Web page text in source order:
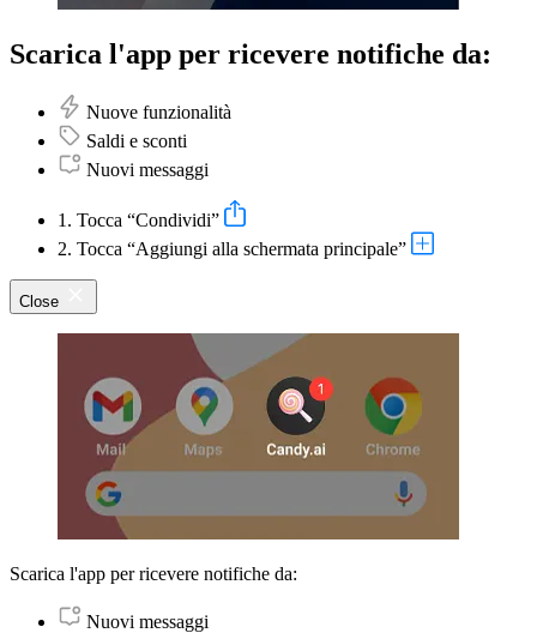
Scarica l'app per ricevere notifiche da:
Nuove funzionalità
Saldi e sconti
Nuovi messaggi
1. Tocca “Condividi”
2. Tocca “Aggiungi alla schermata principale”
Close
Scarica l'app per ricevere notifiche da:
Nuovi messaggi